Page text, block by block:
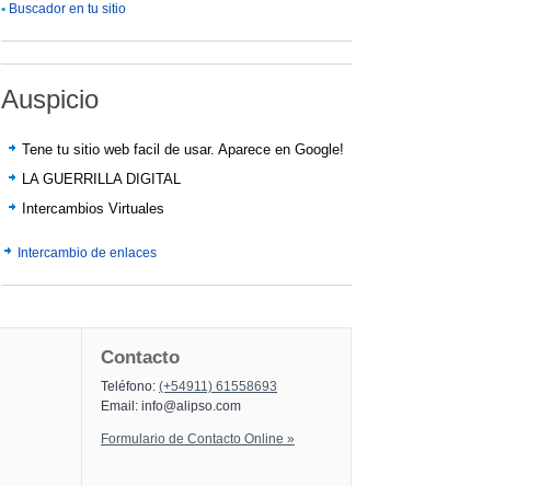
• Buscador en tu sitio
Auspicio
Tene tu sitio web facil de usar. Aparece en Google!
LA GUERRILLA DIGITAL
Intercambios Virtuales
Intercambio de enlaces
Contacto
Teléfono: (+54911) 61558693
Email: info@alipso.com
Formulario de Contacto Online »